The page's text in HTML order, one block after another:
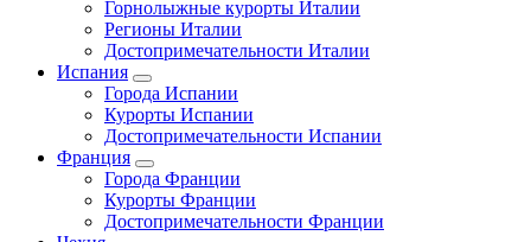
Горнолыжные курорты Италии
Регионы Италии
Достопримечательности Италии
Испания
Города Испании
Курорты Испании
Достопримечательности Испании
Франция
Города Франции
Курорты Франции
Достопримечательности Франции